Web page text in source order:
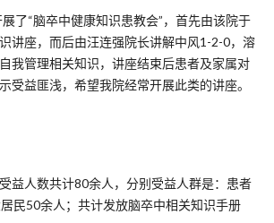
了“脑卒中健康知识患教会”，首先由该院于
讲座，而后由汪连强院长讲解中风1-2-0，溶
我管理相关知识，讲座结束后患者及家属对
受益匪浅，希望我院经常开展此类的讲座。
益人数共计80余人，分别受益人群是：患者
民50余人；共计发放脑卒中相关知识手册